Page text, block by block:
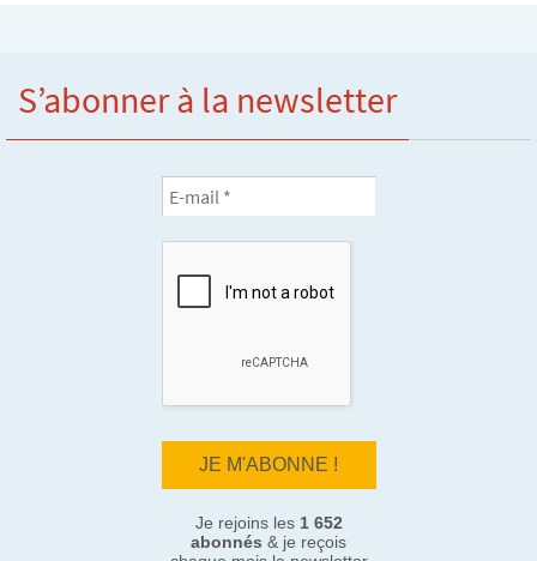
S’abonner à la newsletter
Je rejoins les 1 652
abonnés & je reçois